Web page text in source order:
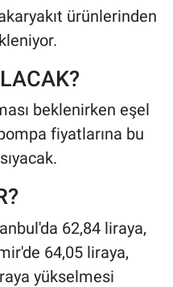
ürünlerinden
beklenirken eşel
fiyatlarına bu
62,84 liraya,
64,05 liraya,
yükselmesi